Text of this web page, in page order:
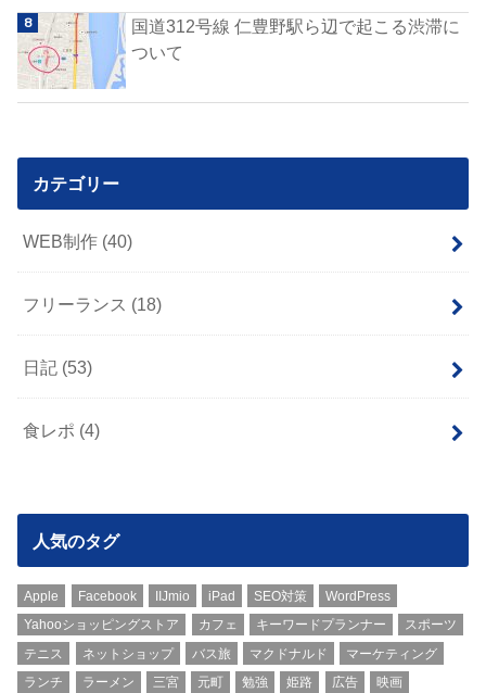
国道312号線 仁豊野駅ら辺で起こる渋滞に
ついて
カテゴリー
WEB制作 (40)
フリーランス (18)
日記 (53)
食レポ (4)
人気のタグ
Apple Facebook IIJmio iPad SEO対策
WordPress
Yahooショッピングストア
カフェ キーワードプランナー
スポーツ
テニス
ネットショップ バス旅 マクドナルド
マーケティング
ランチ
ラーメン 三宮 元町 勉強 姫路 広告 映画